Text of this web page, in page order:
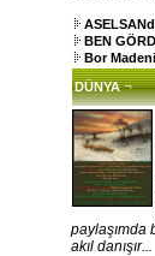
BEN
Bor
DÜNYA ¬
paylaşımda
akıl danışır...